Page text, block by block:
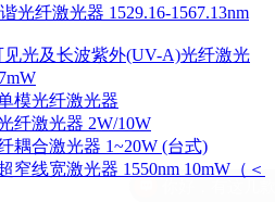
光纤激光器 1529.16-1567.13nm
见光及长波紫外(UV-A)光纤激光
模光纤激光器
纤激光器 2W/10W
耦合激光器 1~20W (台式)
窄线宽激光器 1550nm 10mW（＜